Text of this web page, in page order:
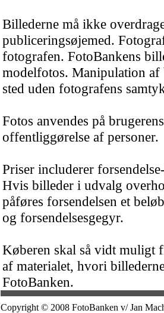
Billederne må ikke
publiceringsøjemed.
fotografen. FotoBankens
modelfotos. Manipulation
sted uden fotografens
Fotos anvendes på
offentliggørelse af personer.
Priser includerer
Hvis billeder i udvalg
påføres forsendelsen et
og forsendelsesgegyr.
Køberen skal så vidt muligt
af materialet, hvori
FotoBanken.
Copyright © 2008 FotoBanken v/ Jan